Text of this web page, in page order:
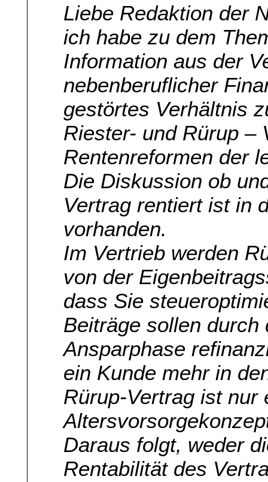
Liebe Redaktion der
ich habe zu dem
Information aus der
nebenberuflicher
gestörtes Verhältnis
Riester- und Rürup –
Rentenreformen der
Die Diskussion ob
Vertrag rentiert ist in
vorhanden.
Im Vertrieb werden
von der
dass Sie
Beiträge sollen
Ansparphase
ein Kunde mehr in
Rürup-Vertrag ist nur
Daraus folgt, weder
Rentabilität des